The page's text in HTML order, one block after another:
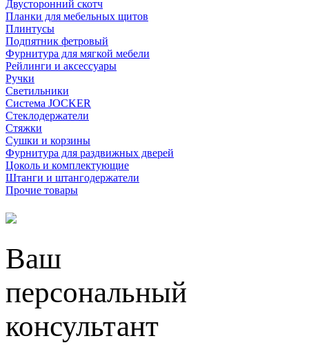
Двусторонний скотч
Планки для мебельных щитов
Плинтусы
Подпятник фетровый
Фурнитура для мягкой мебели
Рейлинги и аксессуары
Ручки
Светильники
Система JOCKER
Стеклодержатели
Стяжки
Сушки и корзины
Фурнитура для раздвижных дверей
Цоколь и комплектующие
Штанги и штангодержатели
Прочие товары
Ваш
персональный
консультант